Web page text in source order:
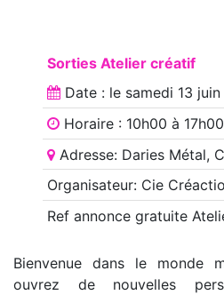
Sorties Atelier créatif
Date : le samedi 13
Horaire : 10h00 à 17h00
Adresse: Daries Métal,
Organisateur: Cie
Ref annoncegratuite
Bienvenue dans le monde
ouvrez de nouvelles